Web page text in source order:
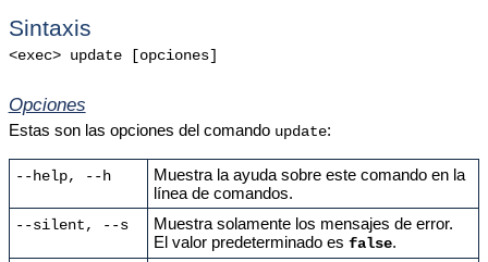
Sintaxis
<exec> update [opciones]
Opciones
Estas son las opciones del comando update:
--help, --h
Muestra la ayuda sobre este comando en la
línea de comandos.
--silent, --s
Muestra solamente los mensajes de error.
El valor predeterminado esfalse.